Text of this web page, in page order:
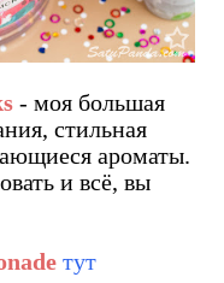
- моя большая
стильная
ароматы.
и всё, вы
тут